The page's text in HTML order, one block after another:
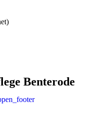
Benterode